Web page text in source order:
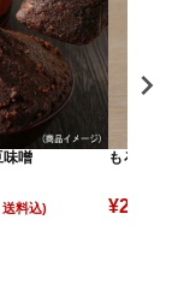
味噌 もろみ［
¥2,780